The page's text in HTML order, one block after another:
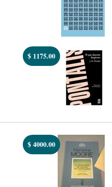
$ 1175.00
$4000.00